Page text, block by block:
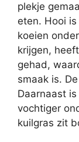
plekje
eten. Hooi
koeien
krijgen,
gehad,
smaak is.
Daarnaast
vochtiger
kuilgras zit